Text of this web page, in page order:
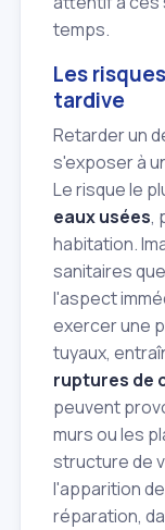
temps.
Les
tardive
Retarder un
s'exposer à
Le risque le
eaux usées,
habitation.
sanitaires
l'aspect
exercer une
tuyaux,
ruptures de
peuvent
murs ou les
structure de
l'apparition
réparation,